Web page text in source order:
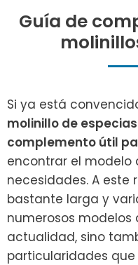
Guía de
Si ya está
molinillo de
complemento útil
encontrar el modelo
necesidades. A este
bastante larga y
numerosos modelos
actualidad, sino
particularidades